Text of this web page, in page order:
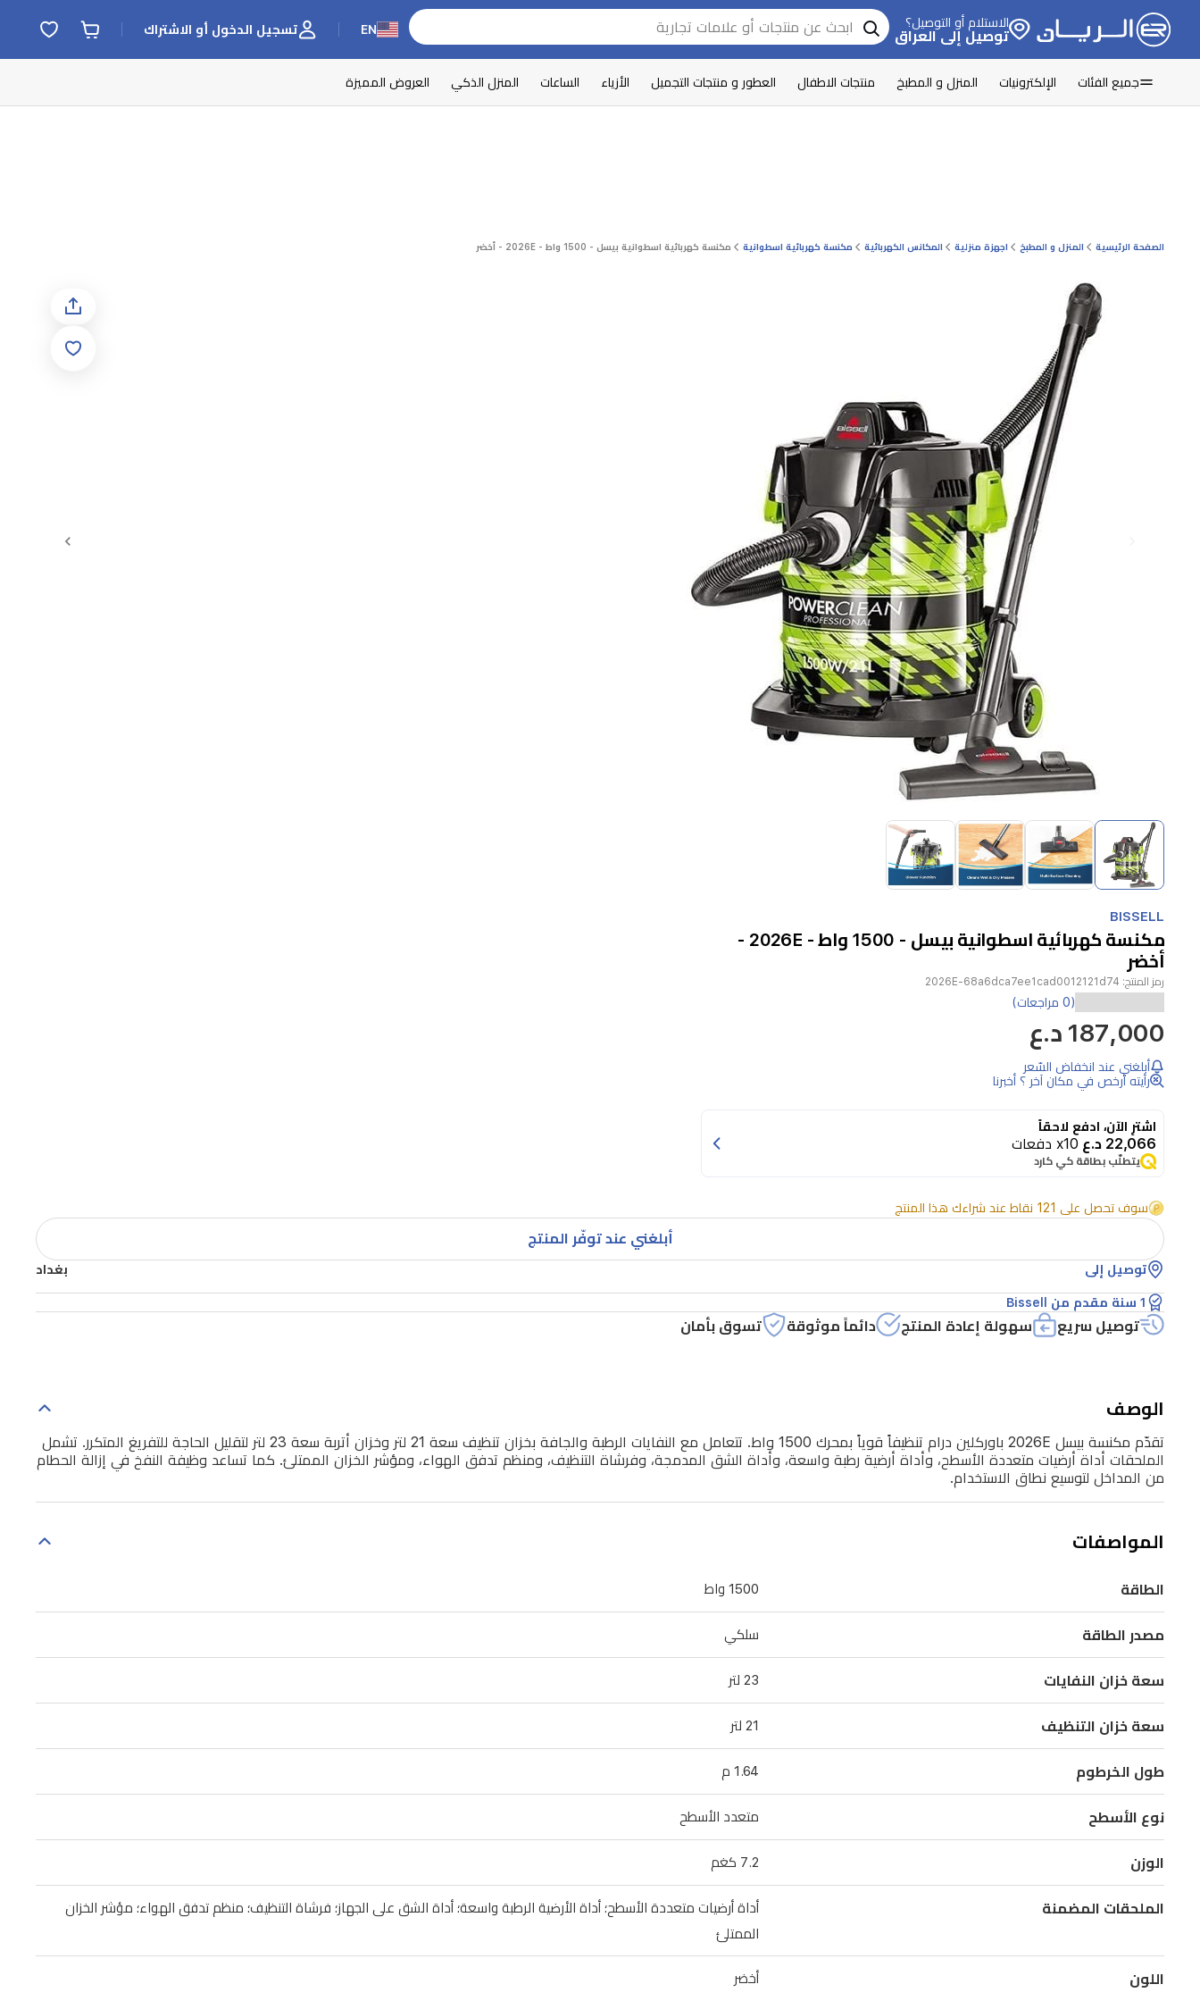
الاستلام أو التوصيل؟
توصيل إلى العراق EN تسجيل الدخول أو الاشتراك
جميع الفئات الإلكترونيات المنزل و المطبخ منتجات الاطفال العطور و منتجات التجميل الأزياء الساعات المنزل الذكي العروض المميزة
الصفحة الرئيسية المنزل و المطبخ اجهزة منزلية المكانس الكهربائية مكنسة كهربائية اسطوانية مكنسة كهربائية اسطوانية بيسل - 1500 واط - 2026E - أخضر
Item
4
BISSELL
مكنسة كهربائية اسطوانية بيسل - 1500 واط - 2026E -
أخضر
رمز المنتج: 2026E-68a6dca7ee1cad0012121d74
مكنسة
بيسل
2026E
درام
تنظيفاً
بمحرك
1500
واط.
تتعامل
مع
النفايات
بخزان
تنظيف
سعة
21
لتر
وخزان
سعة
23
لتر
لتقليل
الحاجة
تشمل
الملحقات
أداة
أرضيات
متعددة
الأسطح،
أرضية
رطبة
(0 مراجعات)
187,000 د.ع
أبلغني عند انخفاض السّعر
رأيته أرخص في مكان آخر ؟ أخبرنا
اشترِ الآن، ادفع لاحقاً
22,066 د.ع x10 دفعات
يتطلّب بطاقة كي كارد
سوف تحصل على 121 نقاط عند شراءك هذا المنتج
أبلغني عند توفّر المنتج
توصيل إلى بغداد
1 سنة مقدم من Bissell
توصيل سريع سهولة إعادة المنتج دائماً موثوقة تسوق بأمان
الوصف
تقدّم مكنسة بيسل 2026E باوركلين درام تنظيفاً قوياً بمحرك 1500 واط. تتعامل مع النفايات الرطبة والجافة بخزان تنظيف سعة 21 لتر وخزان أتربة سعة 23 لتر لتقليل الحاجة للتفريغ المتكرر. تشمل
الملحقات أداة أرضيات متعددة الأسطح، وأداة أرضية رطبة واسعة، وأداة الشق المدمجة، وفرشاة التنظيف، ومنظم تدفق الهواء، ومؤشر الخزان الممتلئ. كما تساعد وظيفة النفخ في إزالة الحطام
من المداخل لتوسيع نطاق الاستخدام.
المواصفات
الطاقة 1500 واط
مصدر الطاقة سلكي
سعة خزان النفايات 23 لتر
سعة خزان التنظيف 21 لتر
طول الخرطوم 1.64 م
نوع الأسطح متعدد الأسطح
الوزن 7.2 كغم
الملحقات المضمنة
أداة أرضيات متعددة الأسطح؛ أداة الأرضية الرطبة واسعة؛ أداة الشق على الجهاز؛ فرشاة التنظيف؛ منظم تدفق الهواء؛ مؤشر الخزان
الممتلئ
اللون أخضر